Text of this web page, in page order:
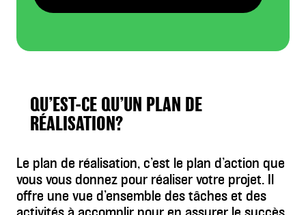
QU’EST-CE QU’UN PLAN DE
RÉALISATION?
Le plan de réalisation, c’est le plan d’action que
vous vous donnez pour réaliser votre projet. Il
offre une vue d’ensemble des tâches et des